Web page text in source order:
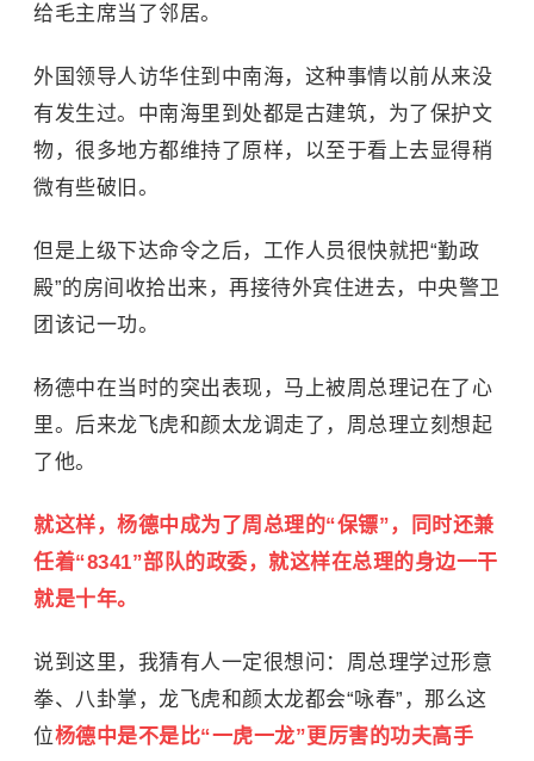
给毛主席当了邻居。
外国领导人访华住到中南海，这种事情以前从来没
有发生过。中南海里到处都是古建筑，为了保护文
物，很多地方都维持了原样，以至于看上去显得稍
微有些破旧。
但是上级下达命令之后，工作人员很快就把“勤政
殿”的房间收拾出来，再接待外宾住进去，中央警卫
团该记一功。
杨德中在当时的突出表现，马上被周总理记在了心
里。后来龙飞虎和颜太龙调走了，周总理立刻想起
了他。
就这样，杨德中成为了周总理的“保镖”，同时还兼
任着“8341”部队的政委，就这样在总理的身边一干
就是十年。
说到这里，我猜有人一定很想问：周总理学过形意
拳、八卦掌，龙飞虎和颜太龙都会“咏春”，那么这
位杨德中是不是比“一虎一龙”更厉害的功夫高手